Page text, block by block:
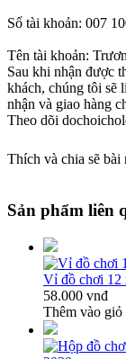
Số tài khoản: 007
Tên tài khoản:
Sau khi nhận được
khách, chúng tôi sẽ
nhận và giao hàng
Theo dõi
Thích và chia sẽ bài
Sản phẩm liên
Vỉ đồ chơi 12
58.000 vnđ
Thêm vào giỏ